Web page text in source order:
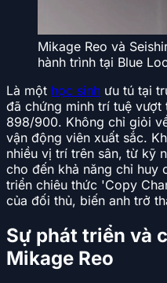
Mikage Reo và
hành trình tại Blue
Là một học sinh ưu tú tại
đã chứng minh trí tuệ
898/900. Không chỉ giỏi
vận động viên xuất sắc.
nhiều vị trí trên sân, từ kỹ
cho đến khả năng chỉ huy
triển chiêu thức 'Copy
của đối thủ, biến anh trở
Sự phát triển và
Mikage Reo